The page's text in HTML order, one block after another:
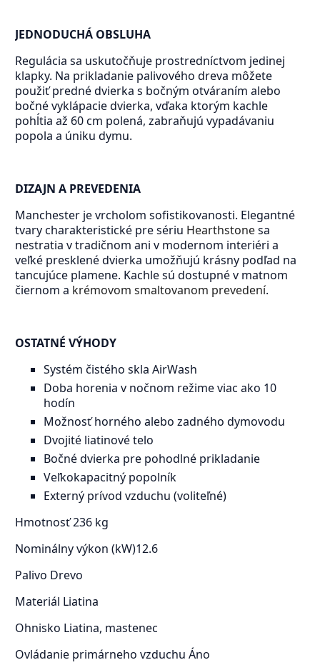
JEDNODUCHÁ OBSLUHA
Regulácia sa uskutočňuje prostredníctvom jedinej
klapky. Na prikladanie palivového dreva môžete
použiť predné dvierka s bočným otváraním alebo
bočné vyklápacie dvierka, vďaka ktorým kachle
pohĺtia až 60 cm polená, zabraňujú vypadávaniu
popola a úniku dymu.
DIZAJN A PREVEDENIA
Manchester je vrcholom sofistikovanosti. Elegantné
tvary charakteristické pre sériu Hearthstonesa
nestratia v tradičnom ani v modernom interiéri a
veľké presklené dvierka umožňujú krásny podľad na
tancujúce plamene. Kachle sú dostupné v matnom
čiernom a krémovom smaltovanom prevedení.
OSTATNÉ VÝHODY
Systém čistého skla AirWash
Doba horenia v nočnom režime viac ako 10
hodín
Možnosť horného alebo zadného dymovodu
Dvojité liatinové telo
Bočné dvierka pre pohodlné prikladanie
Veľkokapacitný popolník
Externý prívod vzduchu (voliteľné)
Hmotnosť236 kg
Nominálny výkon (kW)12.6
Palivo Drevo
Materiál Liatina
Ohnisko Liatina, mastenec
Ovládanie primárneho vzduchu Áno